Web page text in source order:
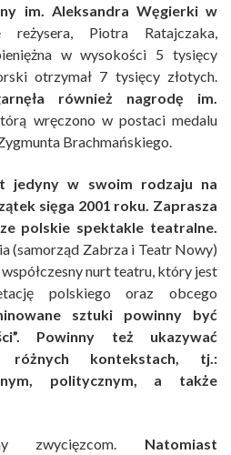
im. Aleksandra Węgierki w
Piotra Ratajczaka,
w wysokości 5 tysięcy
otrzymał 7 tysięcy złotych.
również nagrodę im.
wręczono w postaci medalu
Brachmańskiego.
jedyny w swoim rodzaju na
sięga 2001 roku. Zaprasza
polskie spektakle teatralne.
(samorząd Zabrza i Teatr Nowy)
nurt teatru, który jest
polskiego oraz obcego
sztuki powinny być
Powinny też ukazywać
kontekstach, tj.:
politycznym, a także
zwycięzcom. Natomiast